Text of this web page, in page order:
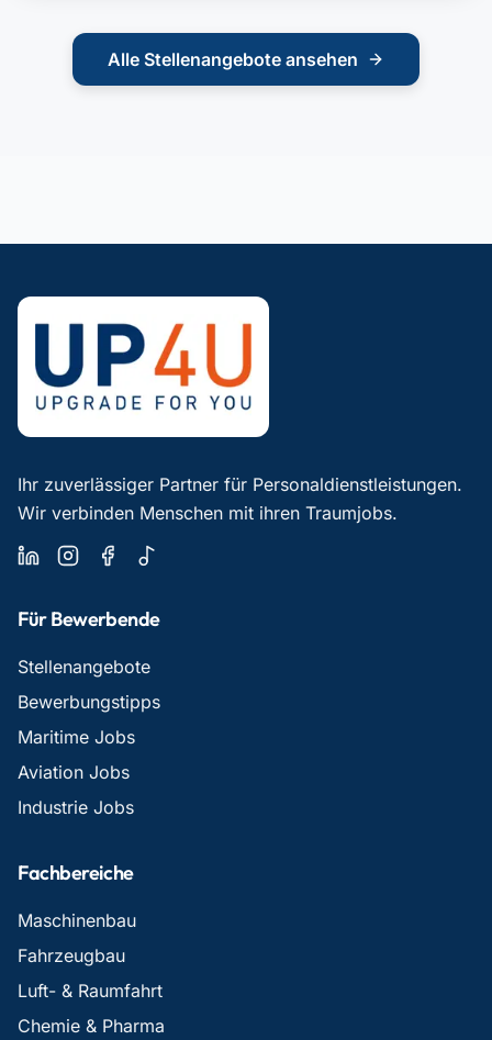
Alle Stellenangebote ansehen
Ihr zuverlässiger Partner für Personaldienstleistungen.
Wir verbinden Menschen mit ihren Traumjobs.
Für Bewerbende
Stellenangebote
Bewerbungstipps
Maritime Jobs
Aviation Jobs
Industrie Jobs
Fachbereiche
Maschinenbau
Fahrzeugbau
Luft- & Raumfahrt
Chemie & Pharma